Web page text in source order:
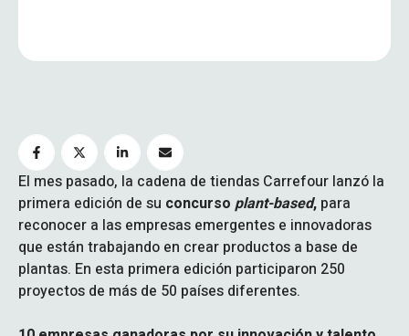
El mes pasado, la cadena de tiendas Carrefour lanzó la
primera edición de su concurso plant-based, para
reconocer a las empresas emergentes e innovadoras
que están trabajando en crear productos a base de
plantas. En esta primera edición participaron 250
proyectos de más de 50 países diferentes.